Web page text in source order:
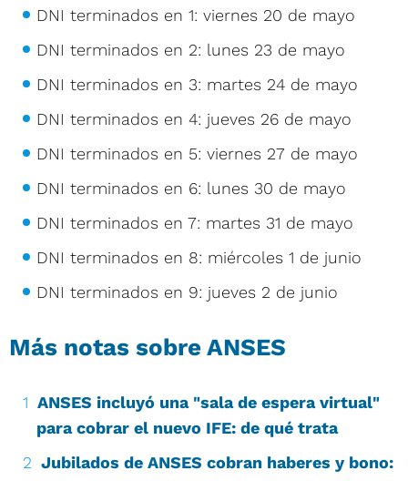
DNI terminados en 1: viernes 20 de mayo
DNI terminados en 2: lunes 23 de mayo
DNI terminados en 3: martes 24 de mayo
DNI terminados en 4: jueves 26 de mayo
DNI terminados en 5: viernes 27 de mayo
DNI terminados en 6: lunes 30 de mayo
DNI terminados en 7: martes 31 de mayo
DNI terminados en 8: miércoles 1 de junio
DNI terminados en 9: jueves 2 de junio
Más notas sobre ANSES
ANSES incluyó una "sala de espera virtual"
para cobrar el nuevo IFE: de qué trata
Jubilados de ANSES cobran haberes y bono: